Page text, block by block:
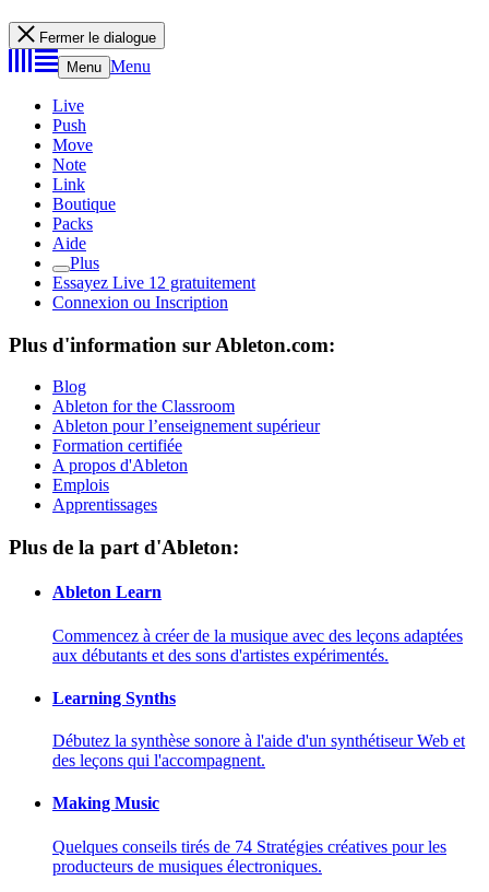
Fermer le dialogue
Menu Menu
Live
Push
Move
Note
Link
Boutique
Packs
Aide
Plus
Essayez Live 12 gratuitement
Connexion ou Inscription
Plus d'information sur Ableton.com:
Blog
Ableton for the Classroom
Ableton pour l’enseignement supérieur
Formation certifiée
A propos d'Ableton
Emplois
Apprentissages
Plus de la part d'Ableton:
Ableton Learn
Commencez à créer de la musique avec des leçons adaptées
aux débutants et des sons d'artistes expérimentés.
Learning Synths
Débutez la synthèse sonore à l'aide d'un synthétiseur Web et
des leçons qui l'accompagnent.
Making Music
Quelques conseils tirés de 74 Stratégies créatives pour les
producteurs de musiques électroniques.